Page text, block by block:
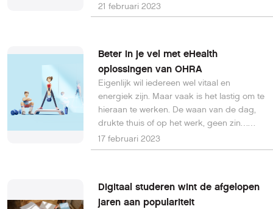
21 februari 2023
Beter in je vel met eHealth
oplossingen van OHRA
Eigenlijk wil iedereen wel vitaal en
energiek zijn. Maar vaak is het lastig om te
hieraan te werken. De waan van de dag,
drukte thuis of op het werk, geen zin…
OHRA helpt je hierbij.
17 februari 2023
Digitaal studeren wint de afgelopen
jaren aan populariteit